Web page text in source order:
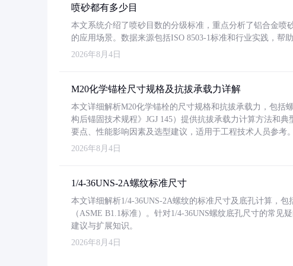
喷砂都有多少目
本文系统介绍了喷砂目数的分级标准，重点分析了铝合金喷
的应用场景。数据来源包括ISO 8503-1标准和行业实践，帮
2026年8月4日
M20化学锚栓尺寸规格及抗拔承载力详解
本文详细解析M20化学锚栓的尺寸规格和抗拔承载力，包括
构后锚固技术规程》JGJ 145）提供抗拔承载力计算方法和
要点、性能影响因素及选型建议，适用于工程技术人员参考。
2026年8月4日
1/4-36UNS-2A螺纹标准尺寸
本文详细解析1/4-36UNS-2A螺纹的标准尺寸及底孔计算，
（ASME B1.1标准）。针对1/4-36UNS螺纹底孔尺寸的常
建议与扩展知识。
2026年8月4日